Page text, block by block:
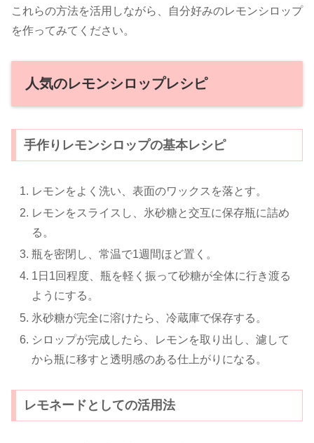
これらの方法を活用しながら、自分好みのレモンシロップ
を作ってみてください。
人気のレモンシロップレシピ
手作りレモンシロップの基本レシピ
レモンをよく洗い、表面のワックスを落とす。
レモンをスライスし、氷砂糖と交互に保存瓶に詰め
る。
瓶を密閉し、常温で1週間ほど置く。
1日1回程度、瓶を軽く振って砂糖が全体に行き渡る
ようにする。
氷砂糖が完全に溶けたら、冷蔵庫で保存する。
シロップが完成したら、レモンを取り出し、濾して
から瓶に移すと透明感のある仕上がりになる。
レモネードとしての活用法